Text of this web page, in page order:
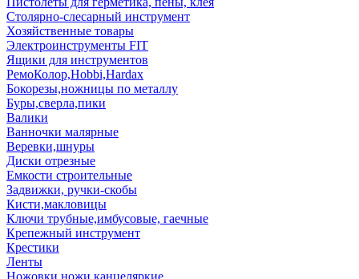
Столярно-слесарный инструмент
Хозяйственные товары
Электроинструменты FIT
Ящики для инструментов
РемоКолор,Hobbi,Hardax
Бокорезы,ножницы по металлу
Буры,сверла,пики
Валики
Ванночки малярные
Веревки,шнуры
Диски отрезные
Емкости строительные
Задвижки, ручки-скобы
Кисти,макловицы
Ключи трубные,имбусовые, гаечные
Крепежный инструмент
Крестики
Ленты
Ножовки,ножи канцеляркие